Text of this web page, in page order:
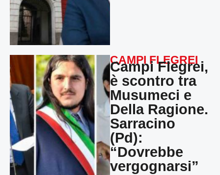
CAMPI FLEGREI
Campi Flegrei,
è scontro tra
Musumeci e
Della Ragione.
Sarracino
(Pd):
“Dovrebbe
vergognarsi”